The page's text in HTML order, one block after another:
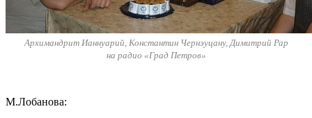
Архимандрит Ианнуарий, Константин Чернэуцану, Димитрий Рар
на радио «Град Петров»
М.Лобанова: